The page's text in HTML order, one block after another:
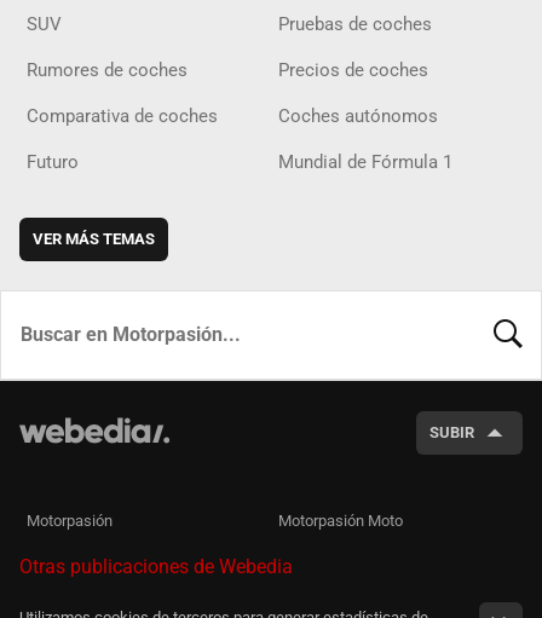
SUV Pruebas de coches
Rumores de coches Precios de coches
Comparativa de coches Coches autónomos
Futuro Mundial de Fórmula 1
VER MÁS TEMAS
SUBIR
Motorpasión Motorpasión Moto
Otras publicaciones de Webedia